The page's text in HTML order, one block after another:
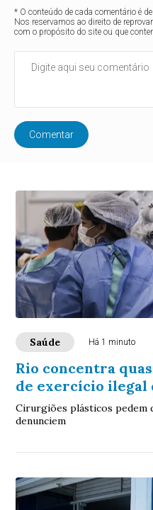
* O conteúdo de cada comentário é
Nos reservamos ao direito de
com o propósito do site ou que
Comentar
Saúde Há 1 minuto
Rio concentra
de exercício ilegal
Cirurgiões plásticos pedem
denunciem